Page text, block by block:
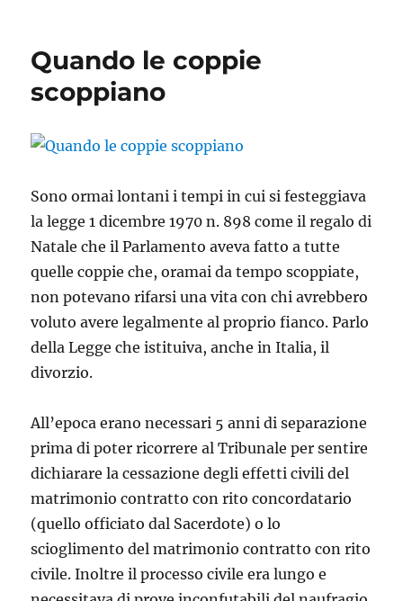
DURA
Quando le coppie
scoppiano
Sono ormai lontani i tempi in cui si festeggiava
la legge 1 dicembre 1970 n. 898 come il regalo di
Natale che il Parlamento aveva fatto a tutte
quelle coppie che, oramai da tempo scoppiate,
non potevano rifarsi una vita con chi avrebbero
voluto avere legalmente al proprio fianco. Parlo
della Legge che istituiva, anche in Italia, il
divorzio.
All’epoca erano necessari 5 anni di separazione
prima di poter ricorrere al Tribunale per sentire
dichiarare la cessazione degli effetti civili del
matrimonio contratto con rito concordatario
(quello officiato dal Sacerdote) o lo
scioglimento del matrimonio contratto con rito
civile. Inoltre il processo civile era lungo e